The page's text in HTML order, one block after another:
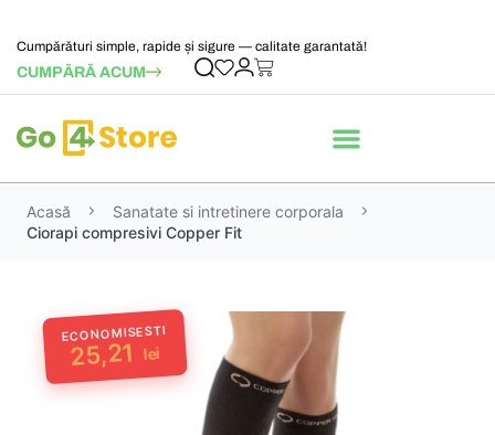
Cumpărături simple, rapide și sigure — calitate garantată!
CUMPĂRĂ ACUM
Acasă
Sanatate si intretinere corporala
Ciorapi compresivi Copper Fit
ECONOMISESTI
25,21 lei